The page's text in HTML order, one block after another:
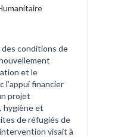
des conditions de
et le
l’appui financier
projet
hygiène et
de réfugiés de
visait à